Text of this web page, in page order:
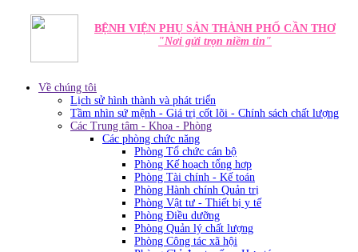
BỆNH VIỆN PHỤ SẢN THÀNH PHỐ CẦN THƠ
"Nơi gửi trọn niềm tin"
Về chúng tôi
Lịch sử hình thành và phát triển
Tầm nhìn sứ mệnh - Giá trị cốt lõi - Chính sách chất lượng
Các Trung tâm - Khoa - Phòng
Các phòng chức năng
Phòng Tổ chức cán bộ
Phòng Kế hoạch tổng hơp
Phòng Tài chính - Kế toán
Phòng Hành chính Quản trị
Phòng Vật tư - Thiết bị y tế
Phòng Điều dưỡng
Phòng Quản lý chất lượng
Phòng Công tác xã hội